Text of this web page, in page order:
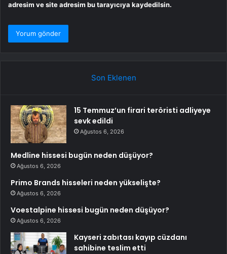
adresim ve site adresim bu tarayıcıya kaydedilsin.
Son Eklenen
15 Temmuz’un firari teröristi adliyeye
sevk edildi
Ağustos 6, 2026
Medline hissesi bugün neden düşüyor?
Ağustos 6, 2026
Primo Brands hisseleri neden yükselişte?
Ağustos 6, 2026
Voestalpine hissesi bugün neden düşüyor?
Ağustos 6, 2026
Kayseri zabıtası kayıp cüzdanı
sahibine teslim etti